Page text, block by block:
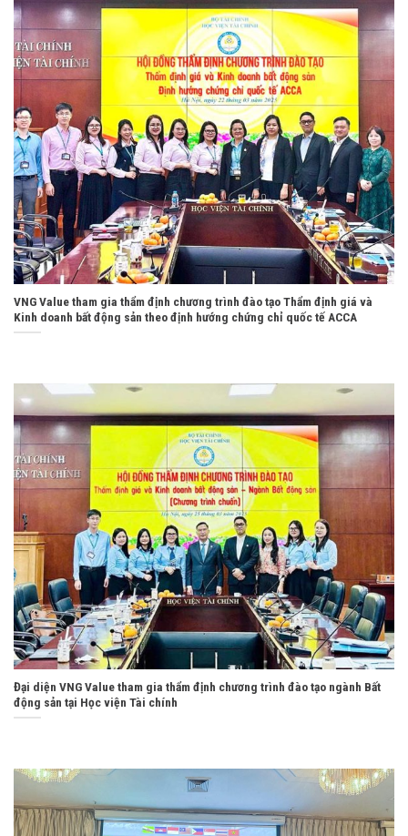
VNG Value tham gia thẩm định chương trình đào tạo Thẩm định giá và
Kinh doanh bất động sản theo định hướng chứng chỉ quốc tế ACCA
Đại diện VNG Value tham gia thẩm định chương trình đào tạo ngành Bất
động sản tại Học viện Tài chính